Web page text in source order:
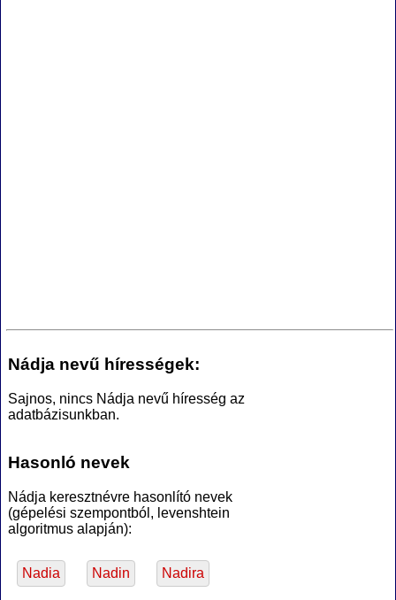
Nádja nevű hírességek:
Sajnos, nincs Nádja nevű híresség az
adatbázisunkban.
Hasonló nevek
Nádja keresztnévre hasonlító nevek
(gépelési szempontból, levenshtein
algoritmus alapján):
Nadia Nadin Nadira